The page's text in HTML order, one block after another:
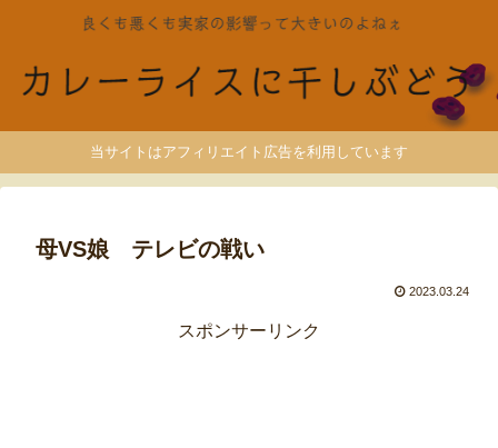
当サイトはアフィリエイト広告を利用しています
母VS娘 テレビの戦い
2023.03.24
スポンサーリンク